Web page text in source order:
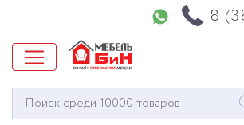
8
Окно
поиска